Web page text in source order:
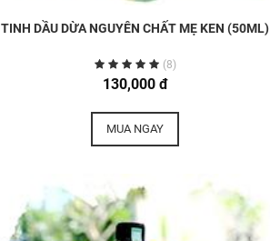
TINH DẦU DỪA NGUYÊN CHẤT MẸ KEN (50ML)
(8)
130,000 đ
MUA NGAY